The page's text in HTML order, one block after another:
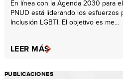
En línea con la Agenda 2030 para
PNUD está liderando los esfuerzos
Inclusión LGBTI. El objetivo es me...
LEER MÁS
PUBLICACIONES